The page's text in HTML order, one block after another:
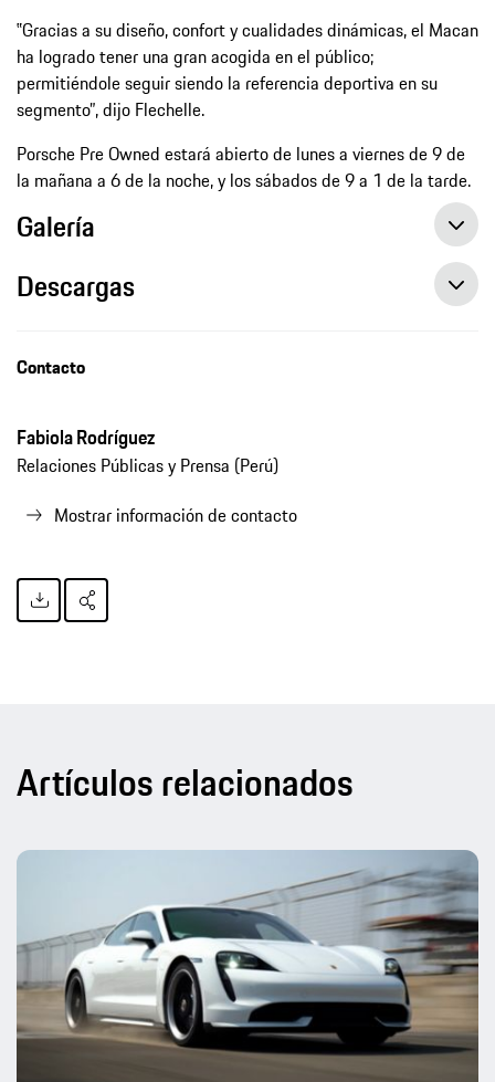
‟Gracias a su diseño, confort y cualidades dinámicas, el Macan
ha logrado tener una gran acogida en el público;
permitiéndole seguir siendo la referencia deportiva en su
segmento”, dijo Flechelle.
Porsche Pre Owned estará abierto de lunes a viernes de 9 de
la mañana a 6 de la noche, y los sábados de 9 a 1 de la tarde.
Galería
Descargas
Contacto
Fabiola Rodríguez
Relaciones Públicas y Prensa (Perú)
Mostrar información de contacto
Artículos relacionados